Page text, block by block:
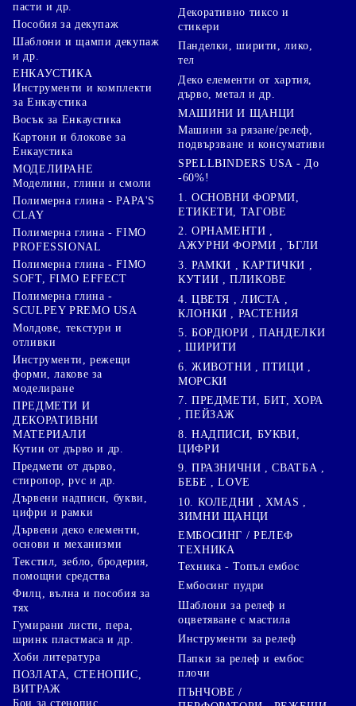
пасти и др.
Пособия за декупаж
Шаблони и щампи декупаж
и др.
ЕНКАУСТИКА
Инструменти и комплекти
за Енкаустика
Восък за Енкаустика
Картони и блокове за
Енкаустика
МОДЕЛИРАНЕ
Моделини, глини и смоли
Полимерна глина - PAPA'S
CLAY
Полимерна глина - FIMO
PROFESSIONAL
Полимерна глина - FIMO
SOFT, FIMO EFFECT
Полимерна глина -
SCULPEY PREMO USA
Молдове, текстури и
отливки
Инструменти, режещи
форми, лакове за
моделиране
ПРЕДМЕТИ И
ДЕКОРАТИВНИ
МАТЕРИАЛИ
Кутии от дърво и др.
Предмети от дърво,
стиропор, pvc и др.
Дървени надписи, букви,
цифри и рамки
Дървени деко елементи,
основи и механизми
Текстил, зебло, бродерия,
помощни средства
Филц, вълна и пособия за
тях
Гумирани листи, пера,
шринк пластмаса и др.
Хоби литература
ПОЗЛАТА, СТЕНОПИС,
ВИТРАЖ
Бои за стенопис
Декоративно тиксо и
стикери
Панделки, ширити, лико,
тел
Деко елементи от хартия,
дърво, метал и др.
МАШИНИ И ЩАНЦИ
Машини за рязане/релеф,
подвързване и консумативи
SPELLBINDERS USA - До
-60%!
1. ОСНОВНИ ФОРМИ,
ЕТИКЕТИ, ТАГОВЕ
2. ОРНАМЕНТИ ,
АЖУРНИ ФОРМИ , ЪГЛИ
3. РАМКИ , КАРТИЧКИ ,
КУТИИ , ПЛИКОВЕ
4. ЦВЕТЯ , ЛИСТА ,
КЛОНКИ , РАСТЕНИЯ
5. БОРДЮРИ , ПАНДЕЛКИ
, ШИРИТИ
6. ЖИВОТНИ , ПТИЦИ ,
МОРСКИ
7. ПРЕДМЕТИ, БИТ, ХОРА
, ПЕЙЗАЖ
8. НАДПИСИ, БУКВИ,
ЦИФРИ
9. ПРАЗНИЧНИ , СВАТБА ,
БЕБЕ , LOVE
10. КОЛЕДНИ , XMAS ,
ЗИМНИ ЩАНЦИ
ЕМБОСИНГ / РЕЛЕФ
ТЕХНИКА
Техника - Топъл ембос
Ембосинг пудри
Шаблони за релеф и
оцветяване с мастила
Инструменти за релеф
Папки за релеф и ембос
плочи
ПЪНЧОВЕ /